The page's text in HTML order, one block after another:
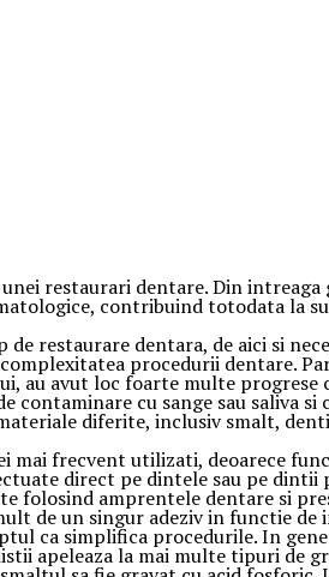
restaurari dentare. Din
contribuind totodata la
restaurare dentara, de aici si
procedurii dentare.
au avut loc foarte multe
contaminare cu sange sau saliva
diferite, inclusiv smalt,
mai frecvent utilizati, deoarece
direct pe dintele sau pe
amprentele dentare si
de un singur adeziv in functie
ca simplifica procedurile. In
apeleaza la mai multe tipuri de